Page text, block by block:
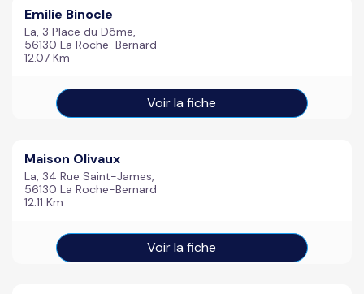
Emilie Binocle
La, 3 Place du Dôme,
56130 La Roche-Bernard
12.07 Km
Voir la fiche
Maison Olivaux
La, 34 Rue Saint-James,
56130 La Roche-Bernard
12.11 Km
Voir la fiche